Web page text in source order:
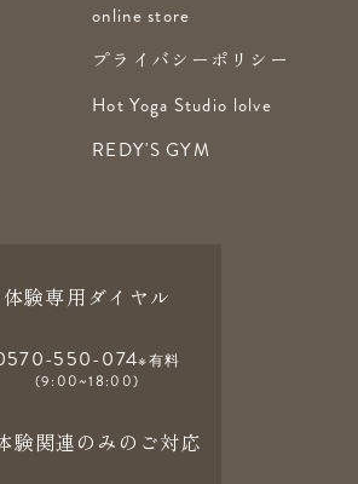
online store
プライバシーポリシー
Hot Yoga Studio lolve
REDY'S GYM
体験専用ダイヤル
550-074※有料
(9:00~18:00)
験関連のみのご対応